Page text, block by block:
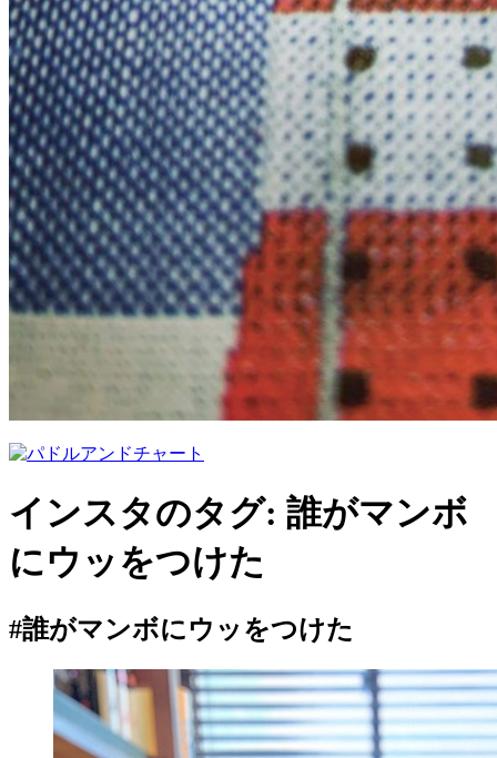
インスタのタグ: 誰がマンボ
にウッをつけた
#誰がマンボにウッをつけた